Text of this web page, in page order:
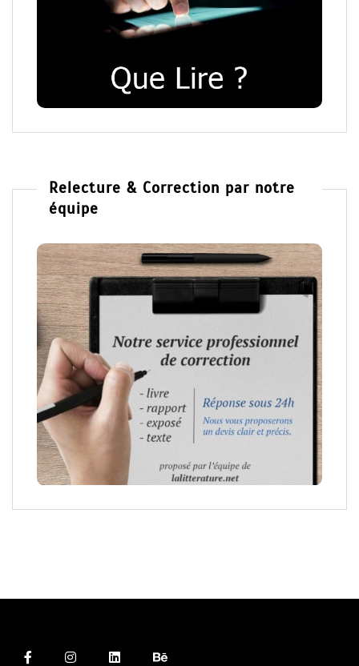
Relecture & Correction par notre
équipe